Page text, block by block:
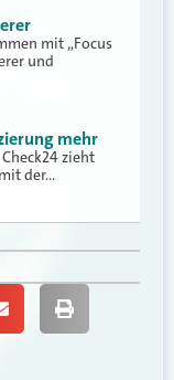
mit „Focus
und
mehr
zieht
der…